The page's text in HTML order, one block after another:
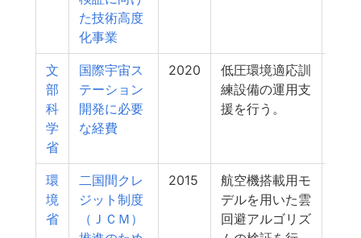
た技術高度
化事業
文
部
科
学
省
国際宇宙ス
テーション
開発に必要
な経費
2020
低圧環境適応訓
練設備の運用支
援を行う。
環
境
省
二国間クレ
ジット制度
（ＪＣＭ）
2015
航空機搭載用モ
デルを用いた雲
回避アルゴリズ